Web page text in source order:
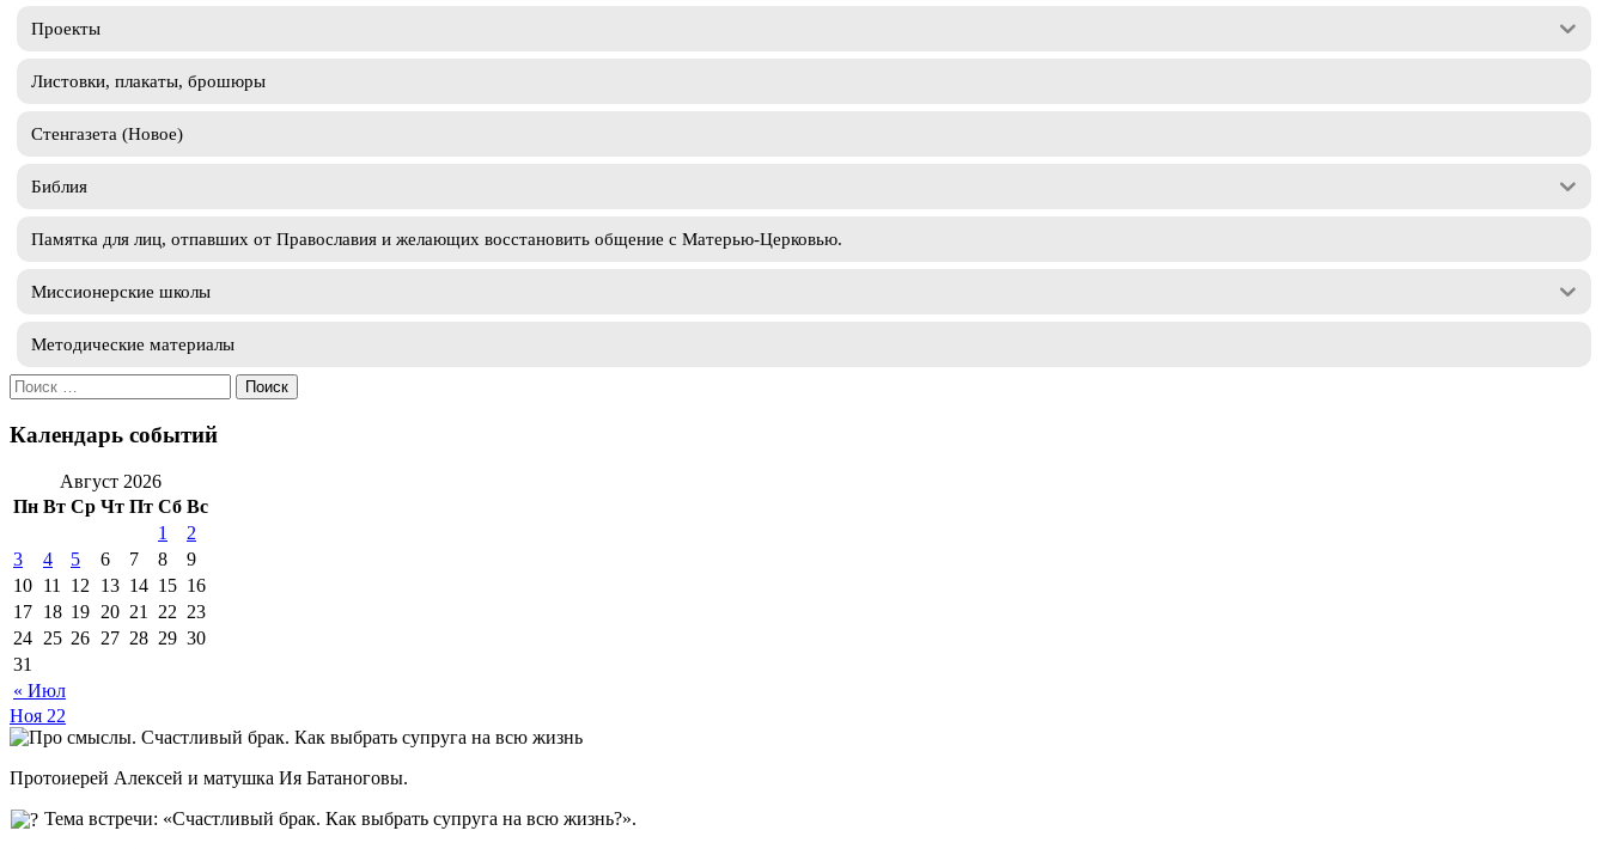
Проекты
Листовки, плакаты, брошюры
Стенгазета (Новое)
Библия
Памятка для лиц, отпавших от Православия и желающих восстановить общение с Матерью-Церковью.
Миссионерские школы
Методические материалы
Искать:
Календарь событий
Август 2026
Пн Вт Ср Чт Пт Сб Вс
« Июл
1
2
3
4 5 6 7 8
9
10 11 12 13 14 15 16
17 18 19 20 21 22 23
24 25 26 27 28 29 30
31
Ноя 22
Протоиерей Алексей и матушка Ия Батаноговы.
Тема встречи: «Счастливый брак. Как выбрать супруга на всю жизнь?».